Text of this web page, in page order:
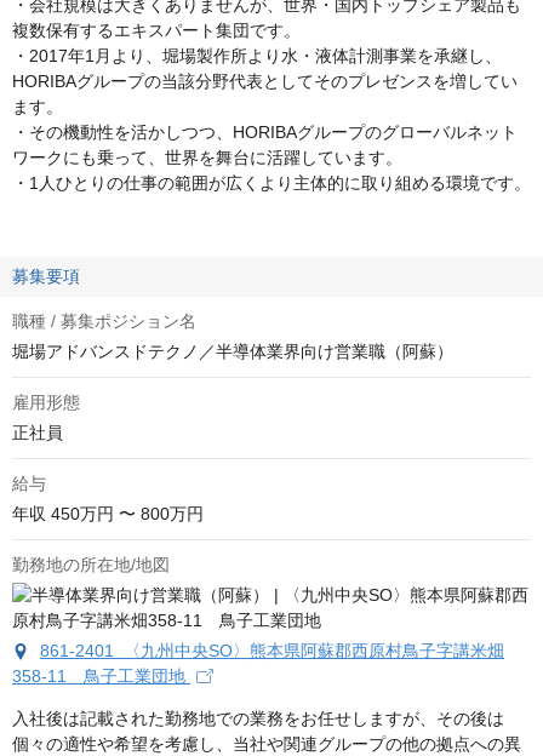
・会社規模は大きくありませんが、世界・国内トップシェア製品も
複数保有するエキスパート集団です。
・2017年1月より、堀場製作所より水・液体計測事業を承継し、
HORIBAグループの当該分野代表としてそのプレゼンスを増してい
ます。
・その機動性を活かしつつ、HORIBAグループのグローバルネット
ワークにも乗って、世界を舞台に活躍しています。
・1人ひとりの仕事の範囲が広くより主体的に取り組める環境です。
募集要項
職種 / 募集ポジション名
堀場アドバンスドテクノ／半導体業界向け営業職（阿蘇）
雇用形態
正社員
給与
年収 450万円 〜 800万円
勤務地の所在地/地図
861-2401 〈九州中央SO〉熊本県阿蘇郡西原村鳥子字講米畑
358-11 鳥子工業団地
入社後は記載された勤務地での業務をお任せしますが、その後は
個々の適性や希望を考慮し、当社や関連グループの他の拠点への異